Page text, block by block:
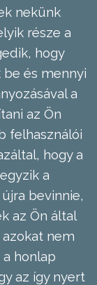
nekünk
része a
hogy
és mennyi
a
az Ön
felhasználói
hogy a
a
bevinnie,
az Ön által
nem
honlap
az így nyert